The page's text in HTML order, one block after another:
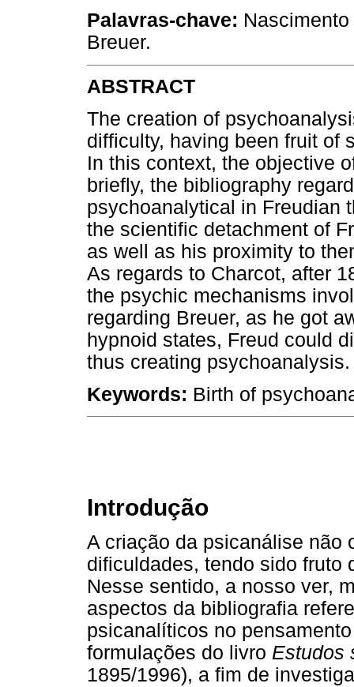
Palavras-chave:
Breuer.
ABSTRACT
The creation of
difficulty, having been fruit of
In this context, the objective
briefly, the bibliography
psychoanalytical in Freudian
the scientific detachment of
as well as his proximity to
As regards to Charcot, after
the psychic mechanisms
regarding Breuer, as he got
hypnoid states, Freud could
thus creating psychoanalysis.
Keywords: Birth of
Introdução
A criação da psicanálise não
dificuldades, tendo sido fruto
Nesse sentido, a nosso ver,
aspectos da bibliografia
psicanalíticos no
formulações do livro Estudos
1895/1996), a fim de